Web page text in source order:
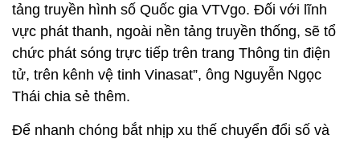
tảng truyền hình số Quốc gia VTVgo. Đối với lĩnh
vực phát thanh, ngoài nền tảng truyền thống, sẽ tổ
chức phát sóng trực tiếp trên trang Thông tin điện
tử, trên kênh vệ tinh Vinasat”, ông Nguyễn Ngọc
Thái chia sẻ thêm.
Để nhanh chóng bắt nhịp xu thế chuyển đổi số và